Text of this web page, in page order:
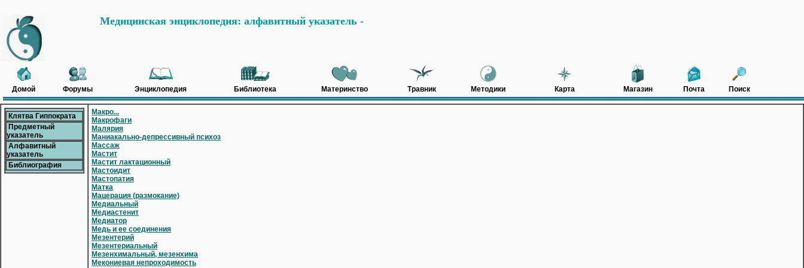
Медицинская энциклопедия: алфавитный указатель -
Домой Форумы Энциклопедия Библиотека Материнство Травник Методики Карта Магазин Почта Поиск
Клятва Гиппократа
Предметный
указатель
Алфавитный
указатель
Библиография
Макро...
Макрофаги
Малярия
Маниакально-депрессивный психоз
Массаж
Мастит
Мастит лактационный
Мастоидит
Мастопатия
Матка
Мацерация (размокание)
Медиальный
Медиастенит
Медиатор
Медь и ее соединения
Мезентерий
Мезентериальный
Мезенхимальный, мезенхима
Мекониевая непроходимость